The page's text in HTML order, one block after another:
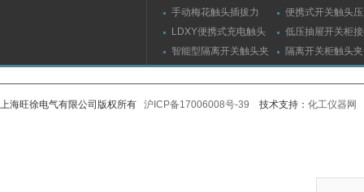
力测量仪套装
手动梅花触头插拔力
（推拉力）测量仪
便携式开关触头
（夹紧力）测量仪
LDXY便携式充电触头
（指）夹紧力测量仪
低压抽屉开关柜
触头（夹紧力）
智能型隔离开关触头夹
紧力测试仪
隔离开关柜触头
测试仪/精度传感
上海旺徐电气有限公司版权所有 沪ICP备17006008号-39 技术支持： 化工仪器网